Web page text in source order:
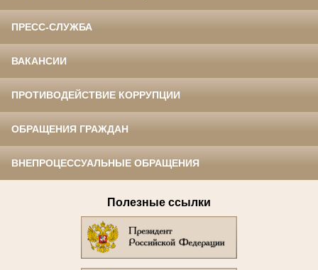
ПРЕСС-СЛУЖБА
ВАКАНСИИ
ПРОТИВОДЕЙСТВИЕ КОРРУПЦИИ
ОБРАЩЕНИЯ ГРАЖДАН
ВНЕПРОЦЕССУАЛЬНЫЕ ОБРАЩЕНИЯ
Полезные ссылки